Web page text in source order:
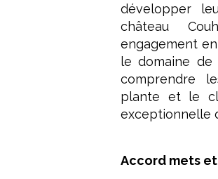
développer
château
engagement
le domaine
comprendre
plante et le
exceptionnelle
Accord mets